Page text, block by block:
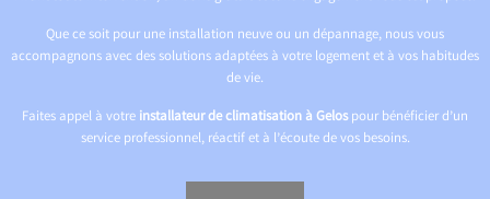
Que ce soit pour une installation neuve ou un dépannage, nous vous
accompagnons avec des solutions adaptées à votre logement et à vos habitudes
de vie.
Faites appel à votre installateur de climatisation à Gelospour bénéficier d’un
service professionnel, réactif et à l’écoute de vos besoins.